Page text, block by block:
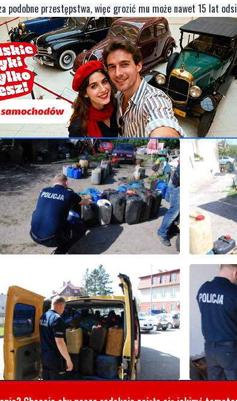
podobne przestępstwa, więc grozić mu może nawet 15 lat